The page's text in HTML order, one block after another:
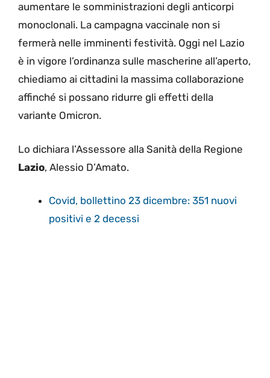
aumentare le somministrazioni degli anticorpi
monoclonali. La campagna vaccinale non si
fermerà nelle imminenti festività. Oggi nel Lazio
è in vigore l’ordinanza sulle mascherine all’aperto,
chiediamo ai cittadini la massima collaborazione
affinché si possano ridurre gli effetti della
variante Omicron.
Lo dichiara l’Assessore alla Sanità della Regione
Lazio, Alessio D’Amato.
Covid, bollettino 23 dicembre: 351 nuovi
positivi e 2 decessi